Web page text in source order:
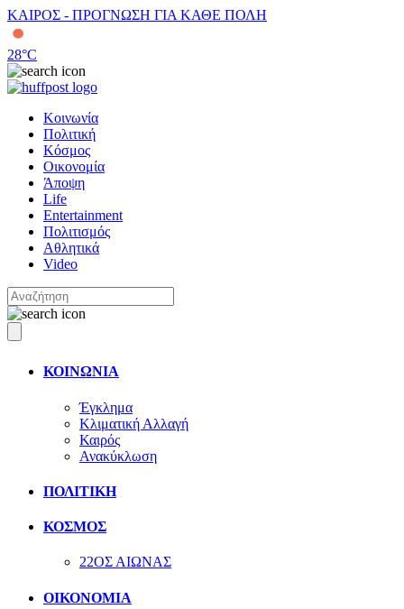
ΚΑΙΡΟΣ - ΠΡΟΓΝΩΣΗ ΓΙΑ ΚΑΘΕ ΠΟΛΗ
28°C
Κοινωνία
Πολιτική
Κόσμος
Οικονομία
Άποψη
Life
Entertainment
Πολιτισμός
Αθλητικά
Video
ΚΟΙΝΩΝΙΑ
Έγκλημα
Κλιματική Αλλαγή
Καιρός
Ανακύκλωση
ΠΟΛΙΤΙΚΗ
ΚΟΣΜΟΣ
22ΟΣ ΑΙΩΝΑΣ
ΟΙΚΟΝΟΜΙΑ